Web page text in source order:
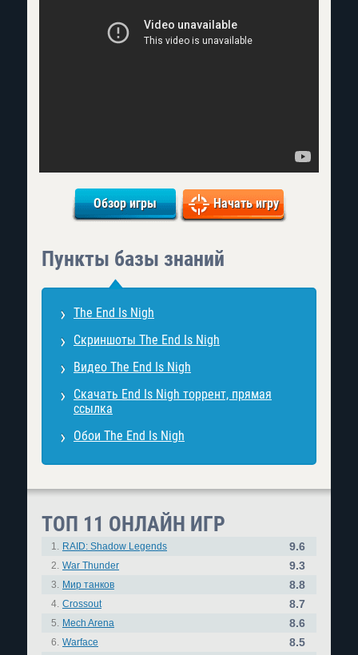
Обзор игры Начать игру
Пункты базы знаний
The End Is Nigh
Скриншоты The End Is Nigh
Видео The End Is Nigh
Скачать End Is Nigh торрент, прямая
ссылка
Обои The End Is Nigh
ТОП 11 ОНЛАЙН ИГР
1. RAID: Shadow Legends 9.6
2. War Thunder 9.3
3. Мир танков 8.8
4. Crossout 8.7
5. Mech Arena 8.6
6. Warface
8.5